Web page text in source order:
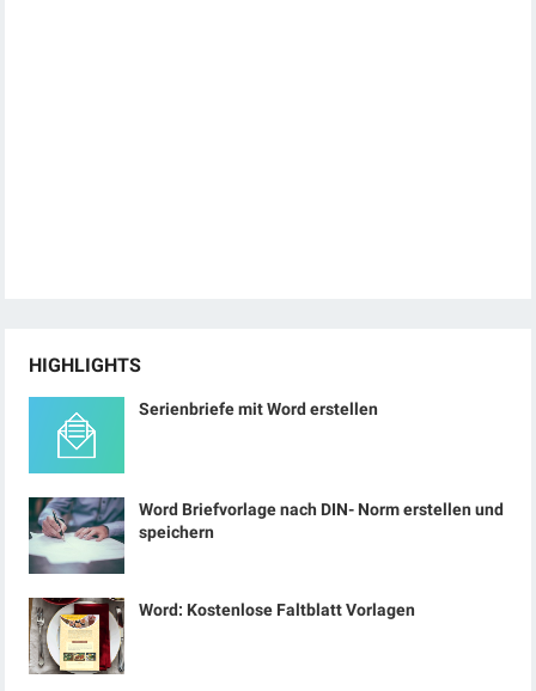
HIGHLIGHTS
Serienbriefe mit Word erstellen
Word Briefvorlage nach DIN- Norm erstellen und
speichern
Word: Kostenlose Faltblatt Vorlagen